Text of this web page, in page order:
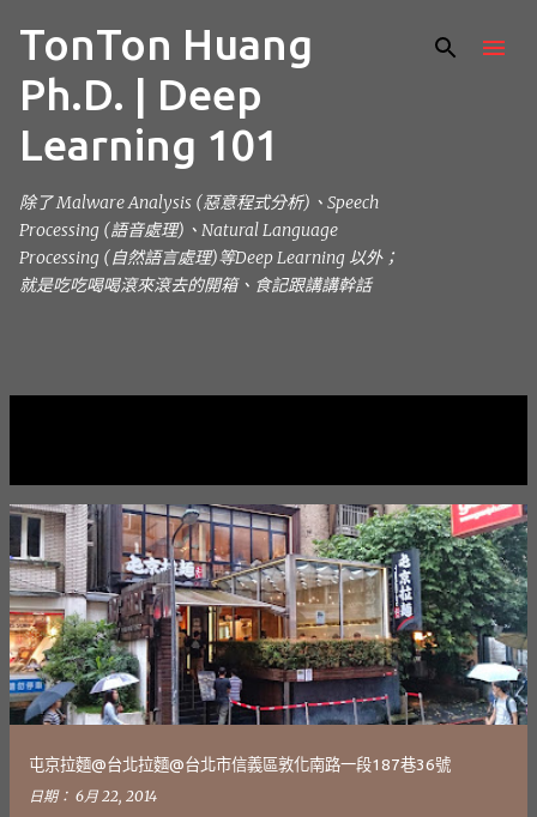
TonTon Huang
Ph.D. | Deep
Learning 101
除了 Malware Analysis (惡意程式分析)、Speech
Processing (語音處理)、Natural Language
Processing (自然語言處理)等Deep Learning 以外；
就是吃吃喝喝滾來滾去的開箱、食記跟講講幹話
發
表
文
章
屯京拉麵@台北拉麵@台北市信義區敦化南路一段187巷36號
日期： 6月 22, 2014